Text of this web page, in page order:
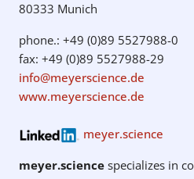
80333 Munich
phone.: +49 (0)89 5527988-0
fax: +49 (0)89 5527988-29
info@meyerscience.de
www.meyerscience.de
meyer.science
meyer.science specializes in